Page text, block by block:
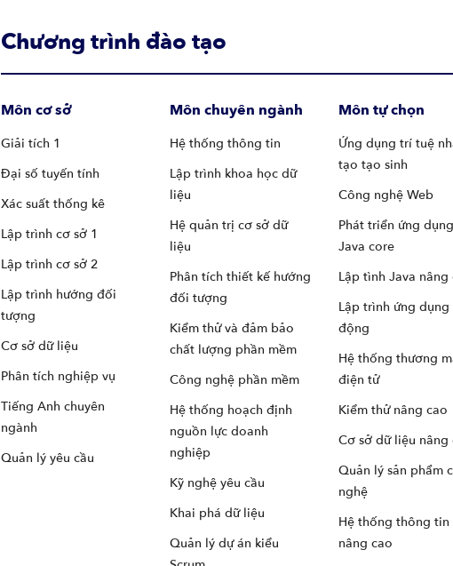
Chương trình đào tạo
Môn cơ sở
Giải tích 1
Đại số tuyến tính
Xác suất thống kê
Lập trình cơ sở 1
Lập trình cơ sở 2
Lập trình hướng đối
tượng
Cơ sở dữ liệu
Phân tích nghiệp vụ
Tiếng Anh chuyên
ngành
Quản lý yêu cầu
Môn chuyên ngành
Hệ thống thông tin
Lập trình khoa học dữ
liệu
Hệ quản trị cơ sở dữ
liệu
Phân tích thiết kế hướng
đối tượng
Kiểm thử và đảm bảo
chất lượng phần mềm
Công nghệ phần mềm
Hệ thống hoạch định
nguồn lực doanh
nghiệp
Kỹ nghệ yêu cầu
Khai phá dữ liệu
Quản lý dự án kiểu
Môn tự chọn
Ứng dụng trí tuệ
tạo tạo sinh
Công nghệ Web
Phát triển ứng
Java core
Lập tình Java nâng
Lập trình ứng dụng
động
Hệ thống thương
điện tử
Kiểm thử nâng cao
Cơ sở dữ liệu nâng
Quản lý sản phẩm
nghệ
Hệ thống thông tin
nâng cao